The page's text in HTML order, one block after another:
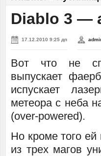
Diablo 3 —
17.12.2010 9:25 дп
Вот что не
выпускает
испускает
метеора с неба
(over-powered).
Но кроме того ей
из трех магов